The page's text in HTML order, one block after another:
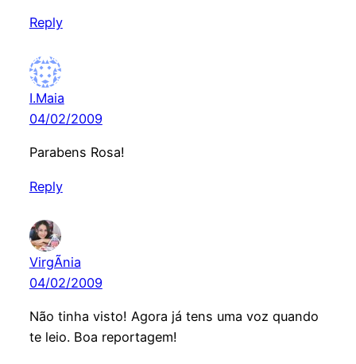
Reply
I.Maia
04/02/2009
Parabens Rosa!
Reply
VirgÃ­nia
04/02/2009
Não tinha visto! Agora já tens uma voz quando
te leio. Boa reportagem!